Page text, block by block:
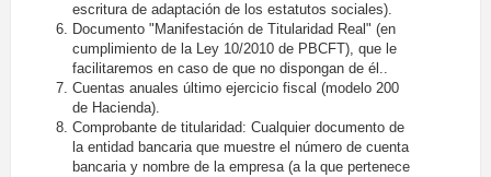
escritura de adaptación de los estatutos sociales).
Documento "Manifestación de Titularidad Real" (en
cumplimiento de la Ley 10/2010 de PBCFT), que le
facilitaremos en caso de que no dispongan de él..
Cuentas anuales último ejercicio fiscal (modelo 200
de Hacienda).
Comprobante de titularidad: Cualquier documento de
la entidad bancaria que muestre el número de cuenta
bancaria y nombre de la empresa (a la que pertenece